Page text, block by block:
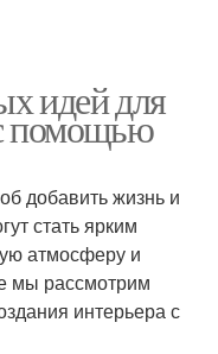
идей для
помощью
добавить жизнь и
стать ярким
атмосферу и
мы рассмотрим
интерьера с